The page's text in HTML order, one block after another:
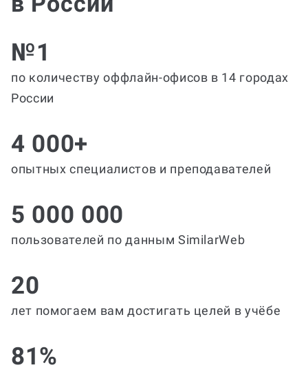
№1
по количеству оффлайн-офисов в 14 городах
России
4 000+
опытных специалистов и преподавателей
5 000 000
пользователей по данным SimilarWeb
20
лет помогаем вам достигать целей в учёбе
81%